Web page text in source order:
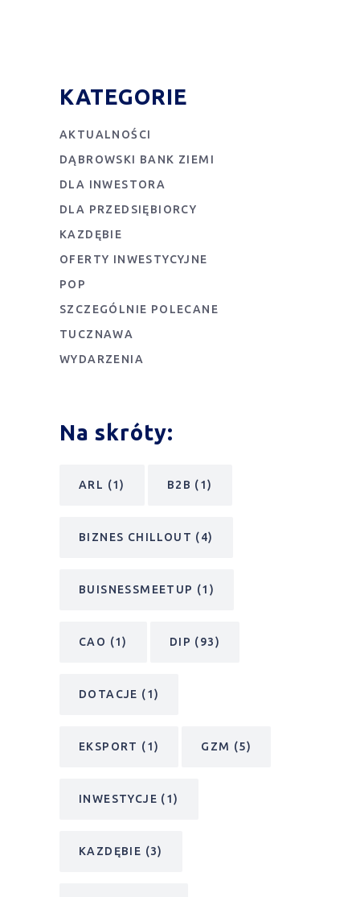
KATEGORIE
AKTUALNOŚCI
DĄBROWSKI BANK ZIEMI
DLA INWESTORA
DLA PRZEDSIĘBIORCY
KAZDĘBIE
OFERTY INWESTYCYJNE
POP
SZCZEGÓLNIE POLECANE
TUCZNAWA
WYDARZENIA
Na skróty:
ARL (1) B2B (1)
BIZNES CHILLOUT (4)
BUISNESSMEETUP (1)
CAO (1) DIP (93)
DOTACJE (1)
EKSPORT (1) GZM (5)
INWESTYCJE (1)
KAZDĘBIE (3)